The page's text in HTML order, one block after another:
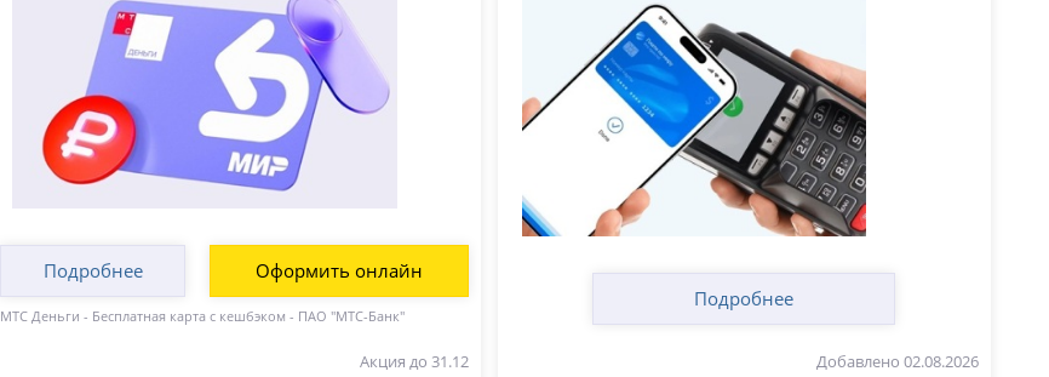
Подробнее Оформить онлайн
МТС Деньги - Бесплатная карта с кешбэком - ПАО "МТС-Банк"
Акция до 31.12
Подробнее
Добавлено 02.08.2026